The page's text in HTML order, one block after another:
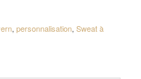
, personnalisation, Sweat à